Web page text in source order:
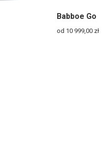
Babboe Go
od 10 999,00 zł